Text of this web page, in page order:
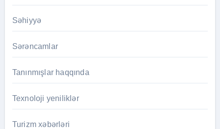
Səhiyyə
Sərəncamlar
Tanınmışlar haqqında
Texnoloji yeniliklər
Turizm xəbərləri